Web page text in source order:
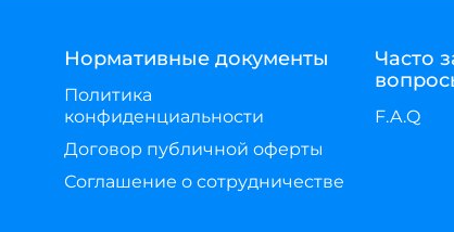
Нормативные документы
Политика
конфиденциальности
Договор публичной оферты
Соглашение о сотрудничестве
Часто
F.A.Q